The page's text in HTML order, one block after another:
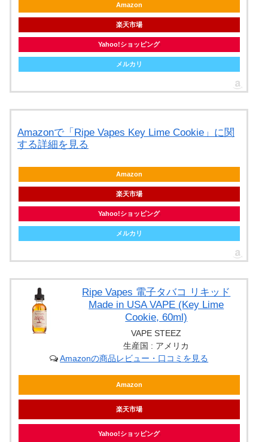
Amazon
楽天市場
Yahoo!ショッピング
メルカリ
Amazonで「Ripe Vapes Key Lime Cookie」に関
する詳細を見る
Amazon
楽天市場
Yahoo!ショッピング
メルカリ
Ripe Vapes 電子タバコ リキッド
Made in USA VAPE (Key Lime
Cookie, 60ml)
VAPE STEEZ
生産国 : アメリカ
Amazonの商品レビュー・口コミを見る
Amazon
楽天市場
Yahoo!ショッピング